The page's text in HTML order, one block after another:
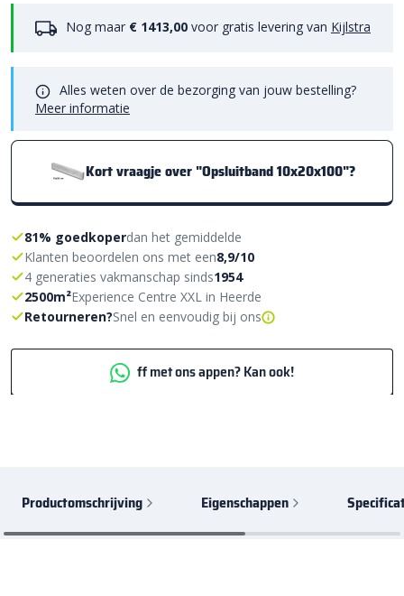
Nog maar € 1413,00 voor gratis levering van Kijlstra
Alles weten over de bezorging van jouw bestelling?
Meer informatie
Kort vraagje over "Opsluitband 10x20x100"?
81% goedkoperdan het gemiddelde
Klanten beoordelen ons met een8,9/10
4 generaties vakmanschap sinds1954
2500m²Experience Centre XXL in Heerde
Retourneren?Snel en eenvoudig bij ons
ff met ons appen? Kan ook!
Productomschrijving Eigenschappen